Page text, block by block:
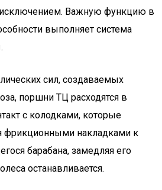
исключением. Важную функцию в
выполняет система
сил, создаваемых
поршни ТЦ расходятся в
с колодками, которые
фрикционными накладками к
барабана, замедляя его
останавливается.